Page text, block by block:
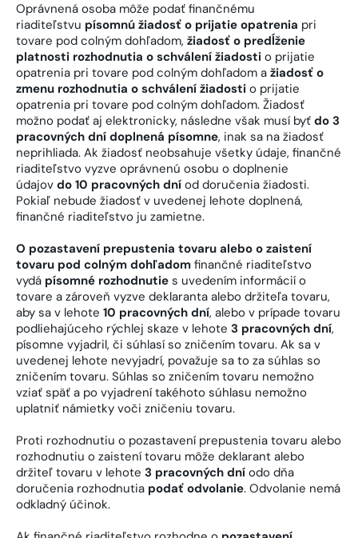
Oprávnená osoba môže podať finančnému
riaditeľstvu písomnú žiadosť o prijatie opatrenia pri
tovare pod colným dohľadom, žiadosť o predĺženie
platnosti rozhodnutia o schválení žiadosti o prijatie
opatrenia pri tovare pod colným dohľadom a žiadosť o
zmenu rozhodnutia o schválení žiadosti o prijatie
opatrenia pri tovare pod colným dohľadom. Žiadosť
možno podať aj elektronicky, následne však musí byť do 3
pracovných dní doplnená písomne, inak sa na žiadosť
neprihliada. Ak žiadosť neobsahuje všetky údaje, finančné
riaditeľstvo vyzve oprávnenú osobu o doplnenie
údajov do 10 pracovných dní od doručenia žiadosti.
Pokiaľ nebude žiadosť v uvedenej lehote doplnená,
finančné riaditeľstvo ju zamietne.
O pozastavení prepustenia tovaru alebo o zaistení
tovaru pod colným dohľadom finančné riaditeľstvo
vydá písomné rozhodnutie s uvedením informácií o
tovare a zároveň vyzve deklaranta alebo držiteľa tovaru,
aby sa v lehote 10 pracovných dní, alebo v prípade tovaru
podliehajúceho rýchlej skaze v lehote 3 pracovných dní,
písomne vyjadril, či súhlasí so zničením tovaru. Ak sa v
uvedenej lehote nevyjadrí, považuje sa to za súhlas so
zničením tovaru. Súhlas so zničením tovaru nemožno
vziať späť a po vyjadrení takéhoto súhlasu nemožno
uplatniť námietky voči zničeniu tovaru.
Proti rozhodnutiu o pozastavení prepustenia tovaru alebo
rozhodnutiu o zaistení tovaru môže deklarant alebo
držiteľ tovaru v lehote 3 pracovných dní odo dňa
doručenia rozhodnutia podať odvolanie. Odvolanie nemá
odkladný účinok.